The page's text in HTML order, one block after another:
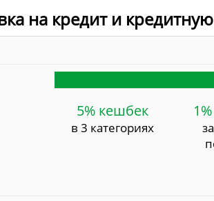
на кредит и
5% кешбек
в 3 категориях